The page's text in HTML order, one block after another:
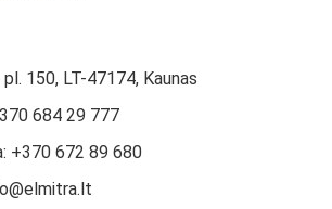
150, LT-47174, Kaunas
684 29 777
+370 672 89 680